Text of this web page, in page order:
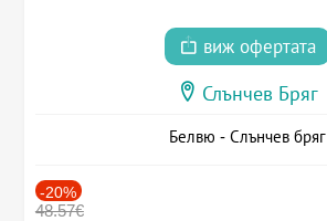
виж офертата
Слънчев Бряг
Белвю - Слънчев бряг
-20%
48.57€